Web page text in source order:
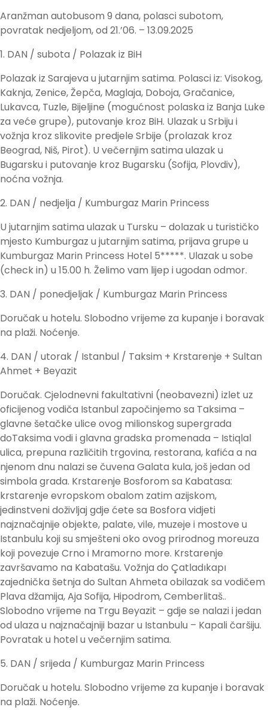
Aranžman autobusom 9 dana, polasci subotom,
povratak nedjeljom, od 21.’06. – 13.09.2025
1. DAN / subota / Polazak iz BiH
Polazak iz Sarajeva u jutarnjim satima. Polasci iz: Visokog,
Kaknja, Zenice, Žepča, Maglaja, Doboja, Gračanice,
Lukavca, Tuzle, Bijeljine (mogućnost polaska iz Banja Luke
za veće grupe), putovanje kroz BiH. Ulazak u Srbiju i
vožnja kroz slikovite predjele Srbije (prolazak kroz
Beograd, Niš, Pirot). U večernjim satima ulazak u
Bugarsku i putovanje kroz Bugarsku (Sofija, Plovdiv),
noćna vožnja.
2. DAN / nedjelja / Kumburgaz Marin Princess
U jutarnjim satima ulazak u Tursku – dolazak u turističko
mjesto Kumburgaz u jutarnjim satima, prijava grupe u
Kumburgaz Marin Princess Hotel 5*****. Ulazak u sobe
(check in) u 15.00 h. Želimo vam lijep i ugodan odmor.
3. DAN / ponedjeljak / Kumburgaz Marin Princess
Doručak u hotelu. Slobodno vrijeme za kupanje i boravak
na plaži. Noćenje.
4. DAN / utorak / Istanbul / Taksim + Krstarenje + Sultan
Ahmet + Beyazit
Doručak. Cjelodnevni fakultativni (neobavezni) izlet uz
oficijenog vodiča Istanbul započinjemo sa Taksima –
glavne šetačke ulice ovog milionskog supergrada
doTaksima vodi i glavna gradska promenada – Istiqlal
ulica, prepuna različitih trgovina, restorana, kafića a na
njenom dnu nalazi se čuvena Galata kula, još jedan od
simbola grada. Krstarenje Bosforom sa Kabatasa:
krstarenje evropskom obalom zatim azijskom,
jedinstveni doživljaj gdje ćete sa Bosfora vidjeti
najznačajnije objekte, palate, vile, muzeje i mostove u
Istanbulu koji su smješteni oko ovog prirodnog moreuza
koji povezuje Crno i Mramorno more. Krstarenje
završavamo na Kabatašu. Vožnja do Çatladıkapı
zajednička šetnja do Sultan Ahmeta obilazak sa vodičem
Plava džamija, Aja Sofija, Hipodrom, Cemberlitaš..
Slobodno vrijeme na Trgu Beyazit – gdje se nalazi i jedan
od ulaza u najznačajniji bazar u Istanbulu – Kapali čaršiju.
Povratak u hotel u večernjim satima.
5. DAN / srijeda / Kumburgaz Marin Princess
Doručak u hotelu. Slobodno vrijeme za kupanje i boravak
na plaži. Noćenje.